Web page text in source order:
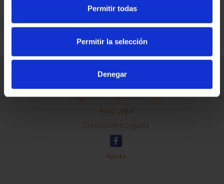
Permitir todas
Permitir la selección
Denegar
REFINAR
Información General
Contacto
Preguntas Frequentes (FAQs)
Aviso Legal
Condiciones Legales
Ayuda